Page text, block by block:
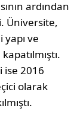
ardından
Üniversite,
ve
ise 2016
olarak